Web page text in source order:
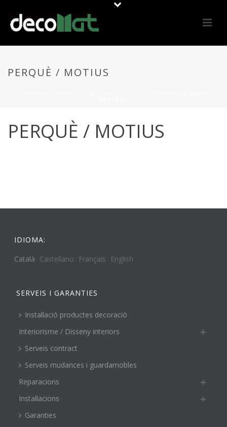
PERQUÈ / MOTIUS
PERQUÈ / MOTIUS
IDIOMA:
Català Castellano Français English
SERVEIS I GARANTIES
Instal·lació productes decoració
Interiorisme / Disseny interiors
Serveis contract
Serveis mudances i guardamobles
Reparacions
Instal·lacions
Garanties